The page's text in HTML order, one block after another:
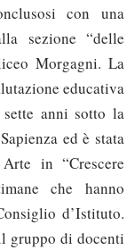
con una
sezione “delle
Morgagni. La
educativa
anni sotto la
ed è stata
in “Crescere
che hanno
d’Istituto.
gruppo di docenti